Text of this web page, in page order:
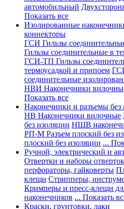
автомобильный
Показать все
Изолированные
коннекторы
ГСИ Гильзы
Гильзы соединительные в
ГСИ-ТП Гильзы
термоусадкой и припоем
соединительные
НВИ Наконечники
Показать все
Наконечники и разъемы без
НВ Наконечники вилочные
без изоляции НШВ
РП-М Разъем плоский без
плоский без изоляции ...
Ручной, электрический и
Отвертки и наборы отверток
перфораторы, гайковерты
клещи Стрипперы,
Кримперы и пресс-клещи
наконечников ... Показать
Краски, грунтовки, лаки